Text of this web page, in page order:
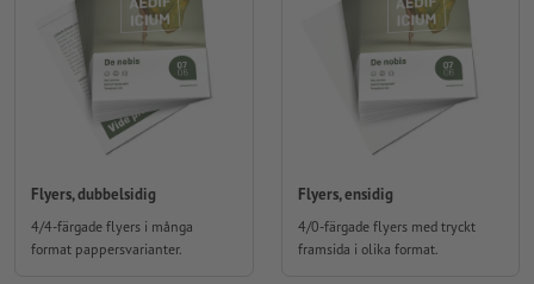
Flyers, dubbelsidig
4/4-färgade flyers i många
format pappersvarianter.
Flyers, ensidig
4/0-färgade flyers med tryckt
framsida i olika format.